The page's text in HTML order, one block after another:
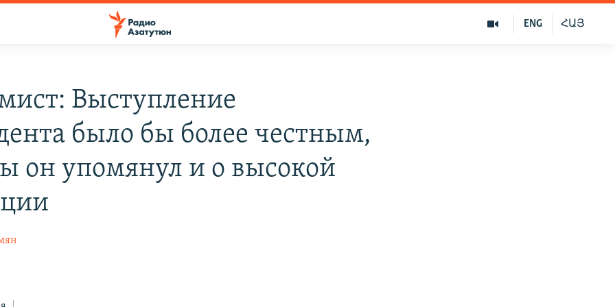
ՀԱՅ
ENG
Выступление
было бы более честным,
он упомянул и о высокой